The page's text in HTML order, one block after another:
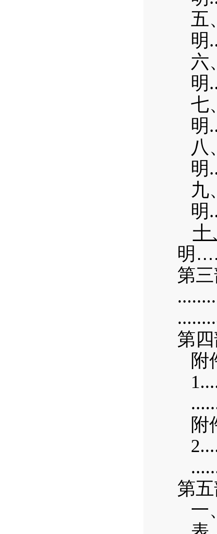
五
明
六
明
七
明
八
明
九
明
十
明 …
第
第
附
1
附
2
第
一